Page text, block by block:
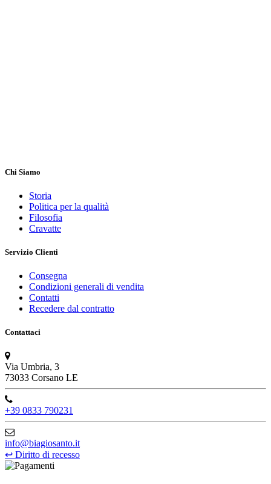
Chi Siamo
Storia
Politica per la qualità
Filosofia
Cravatte
Servizio Clienti
Consegna
Condizioni generali di vendita
Contatti
Recedere dal contratto
Contattaci
Via Umbria, 3
73033 Corsano LE
+39 0833 790231
info@biagiosanto.it
↩ Diritto di recesso